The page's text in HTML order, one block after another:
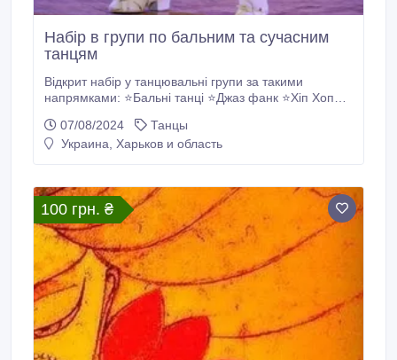
Набір в групи по бальним та сучасним
танцям
Відкрит набір у танцювальні групи за такими
напрямками: ⭐Бальні танці ⭐Джаз фанк ⭐Хіп Хоп
⭐Стретчінг ⭐Choreo Проспект Науки 38, Дім
Проектів +380985205030.
07/08/2024
Танцы
Украина, Харьков и область
100 грн. ₴